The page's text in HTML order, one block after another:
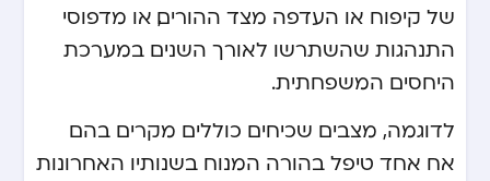
של קיפוח או העדפה מצד ההורים, או מדפוסי
התנהגות שהשתרשו לאורך השנים במערכת
היחסים המשפחתית.
לדוגמה, מצבים שכיחים כוללים מקרים בהם
אח אחד טיפל בהורה המנוח בשנותיו האחרונות